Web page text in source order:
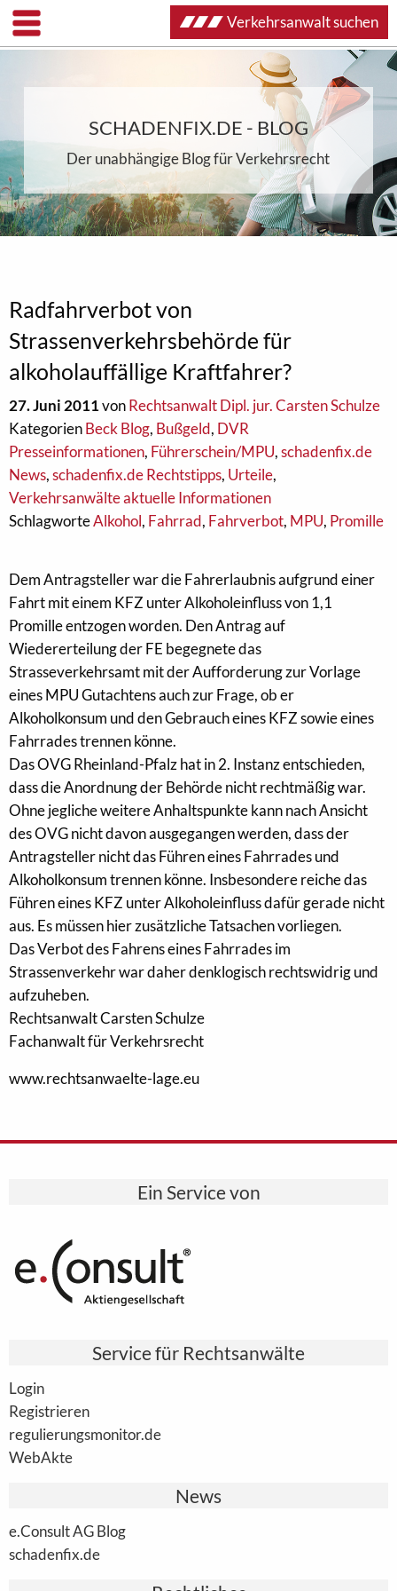
SCHADENFIX.DE - BLOG
Der unabhängige Blog für Verkehrsrecht
Radfahrverbot von
Strassenverkehrsbehörde für
alkoholauffällige Kraftfahrer?
27. Juni 2011vonRechtsanwalt Dipl. jur. Carsten Schulze
KategorienBeck Blog, Bußgeld, DVR
Presseinformationen, Führerschein/MPU,schadenfix.de
News,schadenfix.de Rechtstipps, Urteile,
Verkehrsanwälte aktuelle Informationen
SchlagworteAlkohol, Fahrrad, Fahrverbot, MPU, Promille
Dem Antragsteller war die Fahrerlaubnis aufgrund einer
Fahrt mit einem KFZ unter Alkoholeinfluss von 1,1
Promille entzogen worden. Den Antrag auf
Wiedererteilung der FE begegnete das
Strasseverkehrsamt mit der Aufforderung zur Vorlage
eines MPU Gutachtens auch zur Frage, ob er
Alkoholkonsum und den Gebrauch eines KFZ sowie eines
Fahrrades trennen könne.
Das OVG Rheinland-Pfalz hat in 2. Instanz entschieden,
dass die Anordnung der Behörde nicht rechtmäßig war.
Ohne jegliche weitere Anhaltspunkte kann nach Ansicht
des OVG nicht davon ausgegangen werden, dass der
Antragsteller nicht das Führen eines Fahrrades und
Alkoholkonsum trennen könne. Insbesondere reiche das
Führen eines KFZ unter Alkoholeinfluss dafür gerade nicht
aus. Es müssen hier zusätzliche Tatsachen vorliegen.
Das Verbot des Fahrens eines Fahrrades im
Strassenverkehr war daher denklogisch rechtswidrig und
aufzuheben.
Rechtsanwalt Carsten Schulze
Fachanwalt für Verkehrsrecht
www.rechtsanwaelte-lage.eu
Ein Service von
Service für Rechtsanwälte
Login
Registrieren
regulierungsmonitor.de
WebAkte
News
e.Consult AG Blog
schadenfix.de
Verkehrsanwalt suchen